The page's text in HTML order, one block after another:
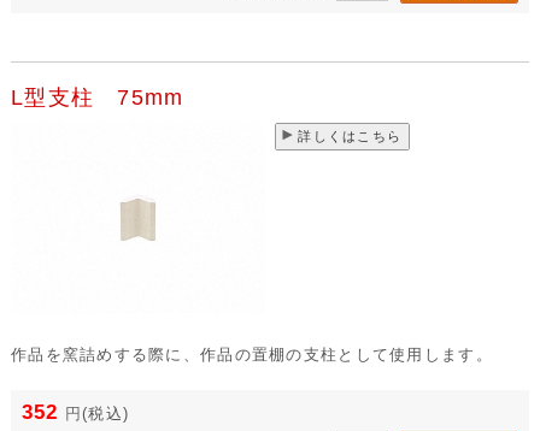
L型支柱 75mm
詳しくはこちら
作品を窯詰めする際に、作品の置棚の支柱として使用します。
352 円 (税込)